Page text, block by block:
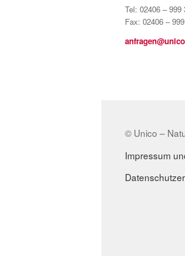
Tel: 02406 – 999
Fax: 02406 –
© Unico –
Impressum